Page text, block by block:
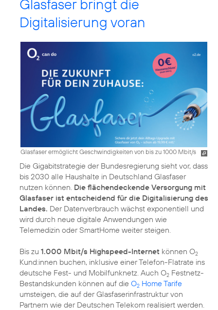
Glasfaser bringt die
Digitalisierung voran
Glasfaser ermöglicht Geschwindigkeiten von bis zu 1000 Mbit/s
Die Gigabitstrategie der Bundesregierung sieht vor, dass
bis 2030 alle Haushalte in Deutschland Glasfaser
nutzen können. Die flächendeckende Versorgung mit
Glasfaser ist entscheidend für die Digitalisierung des
Landes. Der Datenverbrauch wächst exponentiell und
wird durch neue digitale Anwendungen wie
Telemedizin oder SmartHome weiter steigen.
Bis zu 1.000 Mbit/s Highspeed-Internet können O2
Kund:innen buchen, inklusive einer Telefon-Flatrate ins
deutsche Fest- und Mobilfunknetz. Auch O2 Festnetz-
Bestandskunden können auf die O2 Home Tarife
umsteigen, die auf der Glasfaserinfrastruktur von
Partnern wie der Deutschen Telekom realisiert werden.